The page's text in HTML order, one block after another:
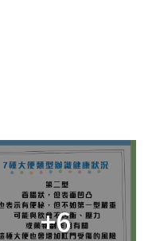
+6